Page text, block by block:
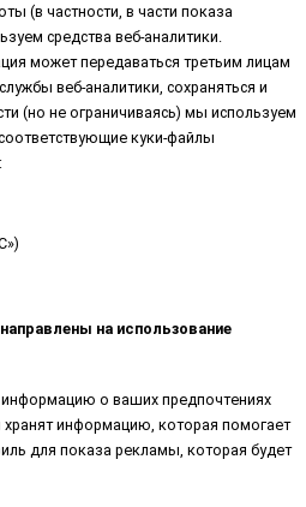
(в частности, в части показа
средства веб-аналитики.
может передаваться третьим лицам
веб-аналитики, сохраняться и
(но не ограничиваясь) мы используем
куки-файлы
на использование
о ваших предпочтениях
хранят информацию, которая помогает
для показа рекламы, которая будет